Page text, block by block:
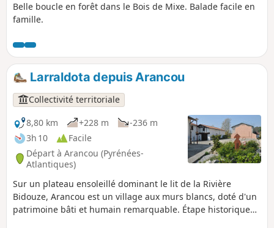
Belle boucle en forêt dans le Bois de Mixe. Balade facile en
famille.
Larraldota depuis Arancou
Collectivité territoriale
8,80 km
+228 m
-236 m
3h 10
Facile
Départ à Arancou (Pyrénées-
Atlantiques)
Sur un plateau ensoleillé dominant le lit de la Rivière
Bidouze, Arancou est un village aux murs blancs, doté d'un
patrimoine bâti et humain remarquable. Étape historique